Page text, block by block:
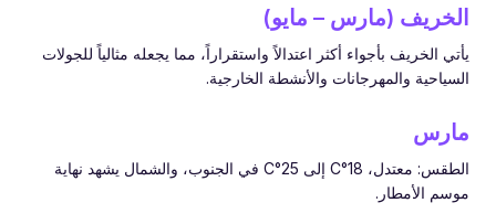
الخريف (مارس – مايو)
يأتي الخريف بأجواء أكثر اعتدالاً واستقراراً، مما يجعله مثالياً للجولات
السياحية والمهرجانات والأنشطة الخارجية.
مارس
الطقس: معتدل، 18°C إلى 25°C في الجنوب، والشمال يشهد نهاية
موسم الأمطار.